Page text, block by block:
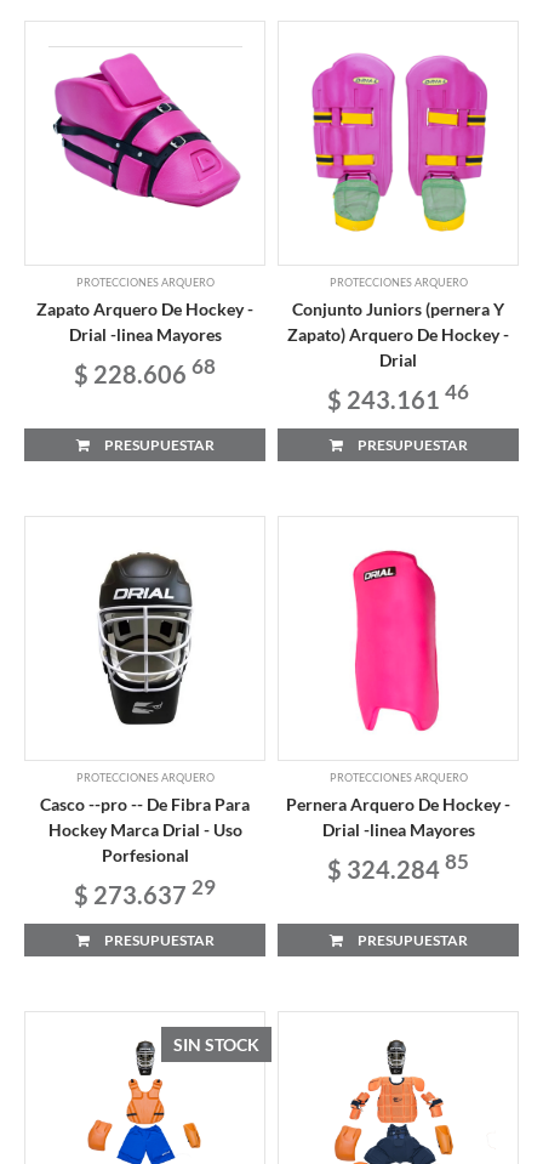
PROTECCIONES ARQUERO
Zapato Arquero De Hockey -
Drial -linea Mayores
$ 228.606 68
PRESUPUESTAR
PROTECCIONES ARQUERO
Conjunto Juniors (pernera Y
Zapato) Arquero De Hockey -
Drial
$ 243.161 46
PRESUPUESTAR
PROTECCIONES ARQUERO
Casco --pro -- De Fibra Para
Hockey Marca Drial - Uso
Porfesional
$ 273.637 29
PRESUPUESTAR
PROTECCIONES ARQUERO
Pernera Arquero De Hockey -
Drial -linea Mayores
$ 324.284 85
PRESUPUESTAR
SIN STOCK